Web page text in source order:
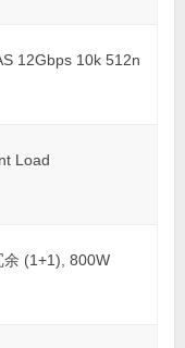
12Gbps 10k 512n
Load
余 (1+1), 800W